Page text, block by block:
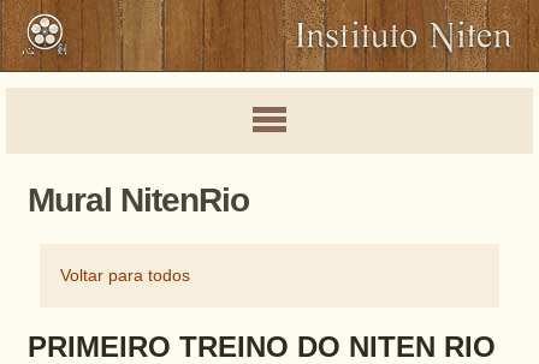
Mural NitenRio
Voltar para todos
PRIMEIRO TREINO DO NITEN RIO